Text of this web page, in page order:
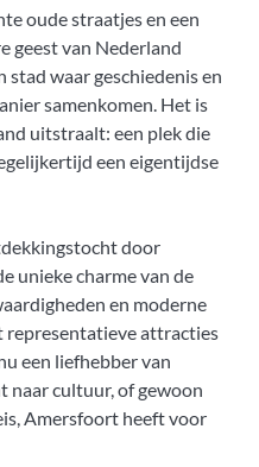
oude straatjes en een
geest van Nederland
waar geschiedenis en
samenkomen. Het is
uitstraalt: een plek die
een eigentijdse
door
unieke charme van de
en moderne
representatieve attracties
een liefhebber van
naar cultuur, of gewoon
Amersfoort heeft voor